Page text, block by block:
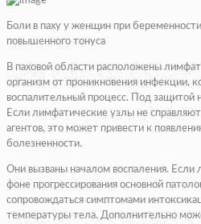
Боли в паху у женщин при
повышенного тонуса
В паховой области расположены
организм от проникновения инфекции,
воспалительный процесс. Под защитой
Если лимфатические узлы не
агентов, это может привести к
болезненности.
Они вызваны началом воспаления.
фоне прогрессирования основной
сопровождаться симптомами
температуры тела. Дополнительно